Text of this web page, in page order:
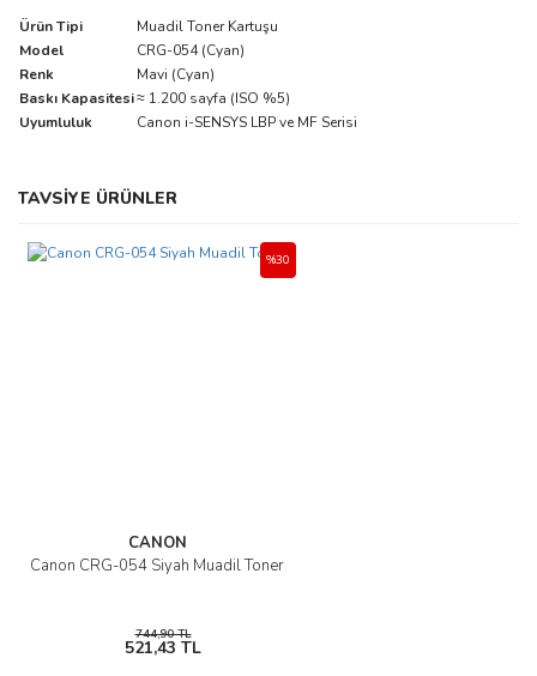
Ürün Tipi
Muadil Toner Kartuşu
Model
CRG-054 (Cyan)
Renk
Mavi (Cyan)
Baskı Kapasitesi≈ 1.200 sayfa (ISO %5)
Uyumluluk
Canon i-SENSYS LBP ve MF Serisi
Bu ürünün fiyat bilgisi, resim, ürün açıklamalarında ve diğer
konularda yetersiz gördüğünüz noktaları öneri formunu kullanarak
Görüş ve önerileriniz için teşekkür ederiz.
TAVSİYE ÜRÜNLER
CANON
Canon CRG-054 Siyah Muadil Toner
%30
744,90 TL
521,43 TL